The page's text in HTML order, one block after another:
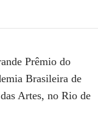
Prêmio do
Brasileira de
Artes, no Rio de